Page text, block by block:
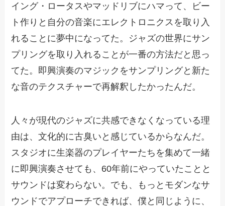
イング・ロータスやマッドリブにハマって、ビー
ト作りと自分の音楽にエレクトロニクスを取り入
れることに夢中になってた。ジャズの世界にサン
プリングを取り入れることが一番の方法だと思っ
てた。即興演奏のマジックをサンプリングと新た
な音のテクスチャーで再解釈したかったんだ。
人々が現代のジャズに共感できなくなっている理
由は、文化的に古臭いと感じているからなんだ。
スタジオに生楽器のプレイヤーたちを集めて一緒
に即興演奏させても、60年前にやっていたことと
サウンドは変わらない。でも、もっとモダンなサ
ウンドでアプローチできれば、僕と同じように、